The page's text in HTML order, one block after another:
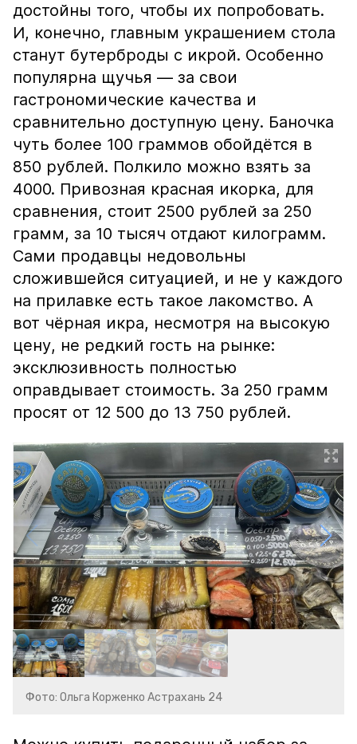
достойны того, чтобы их попробовать.
И, конечно, главным украшением стола
станут бутерброды с икрой. Особенно
популярна щучья — за свои
гастрономические качества и
сравнительно доступную цену. Баночка
чуть более 100 граммов обойдётся в
850 рублей. Полкило можно взять за
4000. Привозная красная икорка, для
сравнения, стоит 2500 рублей за 250
грамм, за 10 тысяч отдают килограмм.
Сами продавцы недовольны
сложившейся ситуацией, и не у каждого
на прилавке есть такое лакомство. А
вот чёрная икра, несмотря на высокую
цену, не редкий гость на рынке:
эксклюзивность полностью
оправдывает стоимость. За 250 грамм
просят от 12 500 до 13 750 рублей.
Фото: Ольга Корженко Астрахань 24